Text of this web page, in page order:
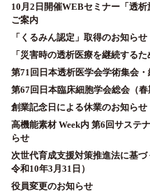
10月2日開催WEBセミナー「透
ご案内
「くるみん認定」取得のお知らせ
「災害時の透析医療を継続する
第71回日本透析医学会学術集会
第67回日本臨床細胞学会総会（
創業記念日による休業のお知らせ
高機能素材 Week内 第6回サステ
らせ
次世代育成支援対策推進法に基
令和10年3月31日）
役員変更のお知らせ